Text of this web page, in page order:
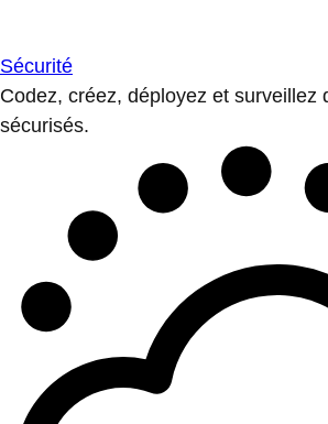
Sécurité
Codez, créez, déployez et surveillez
sécurisés.